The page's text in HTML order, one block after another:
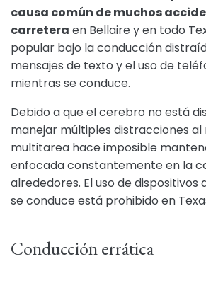
causa común de muchos
carretera en Bellaire y en todo
popular bajo la conducción
mensajes de texto y el uso de
mientras se conduce.
Debido a que el cerebro no está
manejar múltiples distracciones
multitarea hace imposible
enfocada constantemente en la
alrededores. El uso de
se conduce está prohibido en
Conducción errática